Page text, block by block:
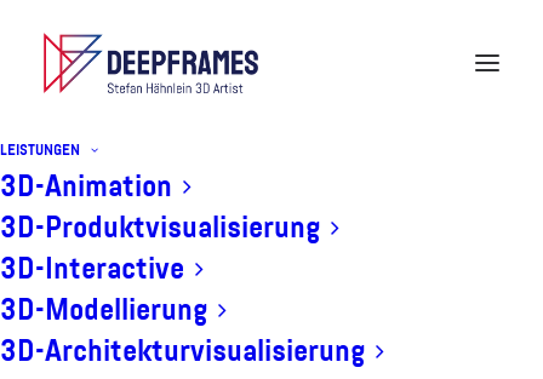
LEISTUNGEN
3D-Animation
3D-Produktvisualisierung
3D-Interactive
3D-Modellierung
3D-Architekturvisualisierung